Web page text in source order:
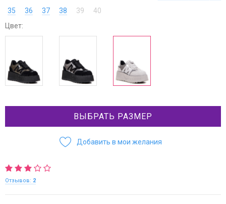
35
36 37 38 39
40
Цвет:
ВЫБРАТЬ РАЗМЕР
Добавить в мои желания
Отзывов: 2